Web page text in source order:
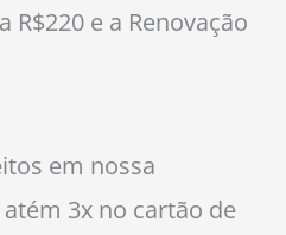
R$220 e a Renovação
em nossa
3x no cartão de